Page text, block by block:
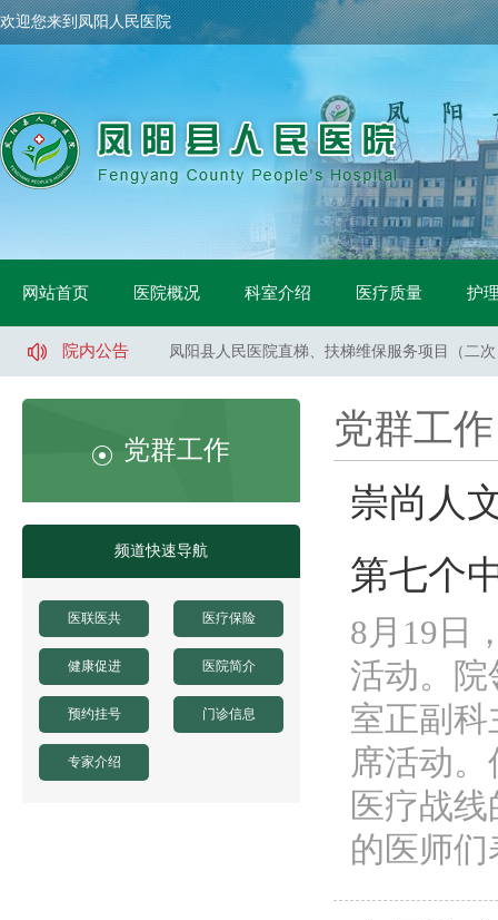
欢迎您来到凤阳人民医院
网站首页 医院概况 科室介绍 医疗质量 护
院内公告
凤阳县人民医院骨科手术床采购项目中标公示
凤阳县人民医院医用液氧采购项目（二次）招
凤阳县人民医院直梯、扶梯维保服务项目（二
凤阳县人民医院直梯、扶梯维保服务项目（一
凤阳县人民医院直梯、扶梯维保服务项目（二
凤阳县人民医院医用液氧采购项目流标公告
凤阳县人民医院索诺声便携超声维修采购询价公
凤阳县武店镇中心卫生院口腔CT采购项目招标
凤阳县人民医院体医融合设备一批采购项目 中
凤阳县人民医院骨科手术床采购项目中标公示
凤阳县人民医院鼻镜询价采购文件
党群工作
频道快速导航
医联医共 医疗保险
健康促进 医院简介
预约挂号 门诊信息
专家介绍
党群工作
崇尚人
第七个
8月19日
活动。
室正副
席活动
医疗战
的医师